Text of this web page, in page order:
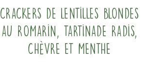
Crackers de lentilles blondes
au romarin, tartinade radis,
chèvre et menthe